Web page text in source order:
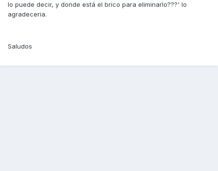
lo puede decir, y donde está el brico para eliminarlo???' lo
agradeceria.
Saludos